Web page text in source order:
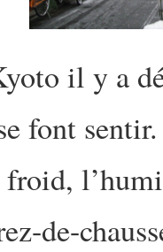
il y a
font
de-